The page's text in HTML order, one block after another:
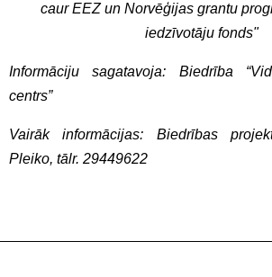
caur EEZ un Norvēģijas grantu
iedzīvotāju fonds"
Informāciju sagatavoja: Biedrība
centrs”
Vairāk informācijas: Biedrības
Pleiko, tālr. 29449622